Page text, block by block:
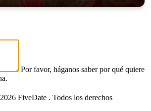
Por favor, háganos saber por qué quiere
FiveDate . Todos los derechos